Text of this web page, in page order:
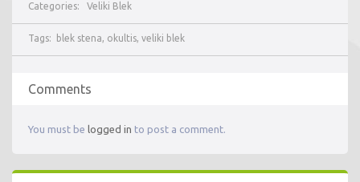
Categories: Veliki Blek
Tags: blek stena, okultis, veliki blek
Comments
You must be logged in to post a comment.